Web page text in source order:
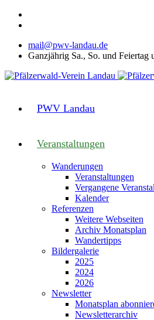
mail@pwv-landau.de
Ganzjährig Sa., So. und
PWV Landau
Veranstaltungen
Wanderungen
Veranstaltungen
Vergangene
Kalender
Referenzen
Weitere Webseiten
Archiv Monatsplan
Wandertipps
Bildergalerie
2025
2024
2026
Newsletter
Monatsplan
Newsletterarchiv